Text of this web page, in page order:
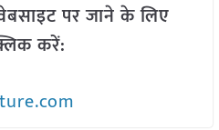
पर जाने के लिए
करें: